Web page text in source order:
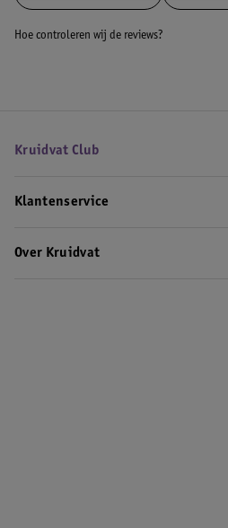
Hoe controleren wij de reviews?
Kruidvat Club
Klantenservice
Over Kruidvat